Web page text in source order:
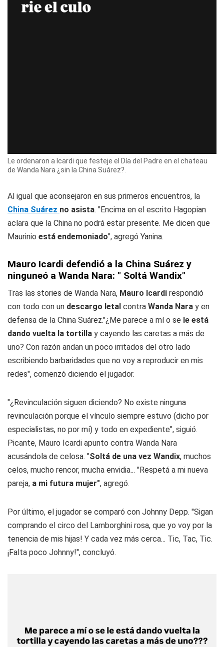
Le ordenaron a Icardi que festeje el Día del Padre en el chateau
de Wanda Nara ¿sin la China Suárez?.
Al igual que aconsejaron en sus primeros encuentros, la
China Suárez no asista. "Encima en el escrito Hagopian
aclara que la China no podrá estar presente. Me dicen que
Maurinio está endemoniado", agregó Yanina.
Mauro Icardi defendió a la China Suárez y
ninguneó a Wanda Nara: " Soltá Wandix"
Tras las stories de Wanda Nara, Mauro Icardi respondió
con todo con un descargo letal contra Wanda Nara y en
defensa de la China Suárez."¿Me parece a mí o se le está
dando vuelta la tortilla y cayendo las caretas a más de
uno? Con razón andan un poco irritados del otro lado
escribiendo barbaridades que no voy a reproducir en mis
redes", comenzó diciendo el jugador.
"¿Revinculación siguen diciendo? No existe ninguna
revinculación porque el vínculo siempre estuvo (dicho por
especialistas, no por mí) y todo en expediente", siguió.
Picante, Mauro Icardi apunto contra Wanda Nara
acusándola de celosa. "Soltá de una vez Wandix, muchos
celos, mucho rencor, mucha envidia... "Respetá a mi nueva
pareja, a mi futura mujer", agregó.
Por último, el jugador se comparó con Johnny Depp. "Sigan
comprando el circo del Lamborghini rosa, que yo voy por la
tenencia de mis hijas! Y cada vez más cerca... Tic, Tac, Tic.
¡Falta poco Johnny!", concluyó.